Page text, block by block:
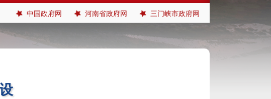
中国政府网 河南省政府网 三门峡市政府网